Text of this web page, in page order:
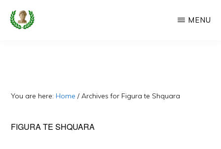
Skip
Faqe
Dedikuar
MENU
You are here: Home / Archives for Figura te Shquara
FIGURA TE SHQUARA